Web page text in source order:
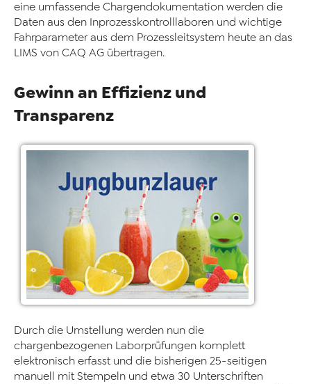
eine umfassende Chargendokumentation werden die
Daten aus den Inprozesskontrolllaboren und wichtige
Fahrparameter aus dem Prozessleitsystem heute an das
LIMS von CAQ AG übertragen.
Gewinn an Effizienz und
Transparenz
Durch die Umstellung werden nun die
chargenbezogenen Laborprüfungen komplett
elektronisch erfasst und die bisherigen 25-seitigen
manuell mit Stempeln und etwa 30 Unterschriften